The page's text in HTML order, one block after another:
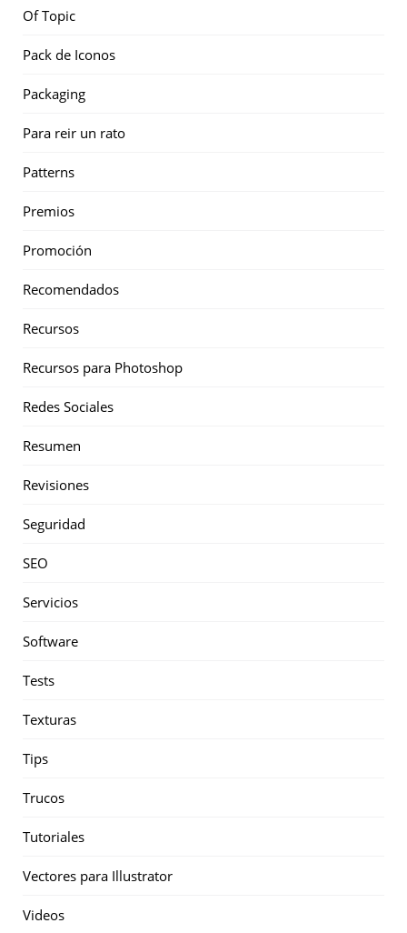
Of Topic
Pack de Iconos
Packaging
Para reir un rato
Patterns
Premios
Promoción
Recomendados
Recursos
Recursos para Photoshop
Redes Sociales
Resumen
Revisiones
Seguridad
SEO
Servicios
Software
Tests
Texturas
Tips
Trucos
Tutoriales
Vectores para Illustrator
Videos